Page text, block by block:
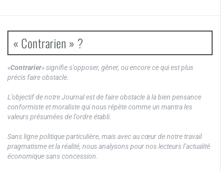
« Contrarien » ?
«Contrarier» signifie s’opposer, gêner, ou encore ce qui est plus
précis faire obstacle.
L’objectif de notre Journal est de faire obstacle à la bien pensance
conformiste et moraliste qui nous répète comme un mantra les
valeurs présumées de l’ordre établi.
Sans ligne politique particulière, mais avec au cœur de notre travail
pragmatisme et la réalité, nous analysons pour nos lecteurs l’actualité
économique sans concession.